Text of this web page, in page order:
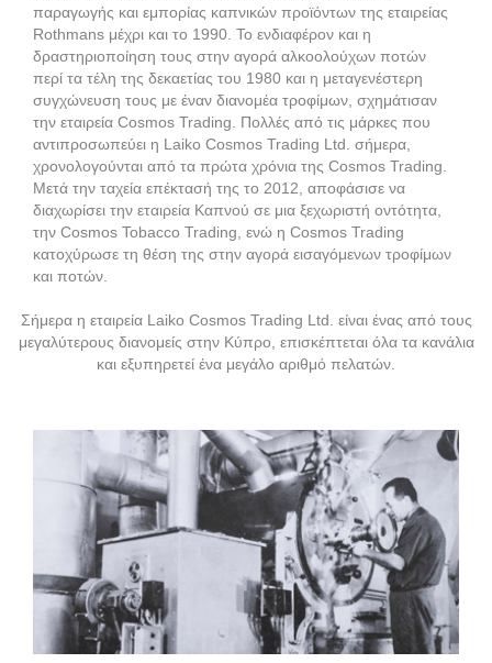
παραγωγής και εμπορίας καπνικών προϊόντων της εταιρείας
Rothmans μέχρι και το 1990. Το ενδιαφέρον και η
δραστηριοποίηση τους στην αγορά αλκοολούχων ποτών
περί τα τέλη της δεκαετίας του 1980 και η μεταγενέστερη
συγχώνευση τους με έναν διανομέα τροφίμων, σχημάτισαν
την εταιρεία Cosmos Trading. Πολλές από τις μάρκες που
αντιπροσωπεύει η Laiko Cosmos Trading Ltd. σήμερα,
χρονολογούνται από τα πρώτα χρόνια της Cosmos Trading.
Μετά την ταχεία επέκτασή της το 2012, αποφάσισε να
διαχωρίσει την εταιρεία Καπνού σε μια ξεχωριστή οντότητα,
την Cosmos Tobacco Trading, ενώ η Cosmos Trading
κατοχύρωσε τη θέση της στην αγορά εισαγόμενων τροφίμων
και ποτών.
Σήμερα η εταιρεία Laiko Cosmos Trading Ltd. είναι ένας από τους
μεγαλύτερους διανομείς στην Κύπρο, επισκέπτεται όλα τα κανάλια
και εξυπηρετεί ένα μεγάλο αριθμό πελατών.